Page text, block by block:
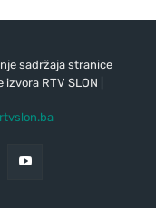
sadržaja stranice
RTV SLON |